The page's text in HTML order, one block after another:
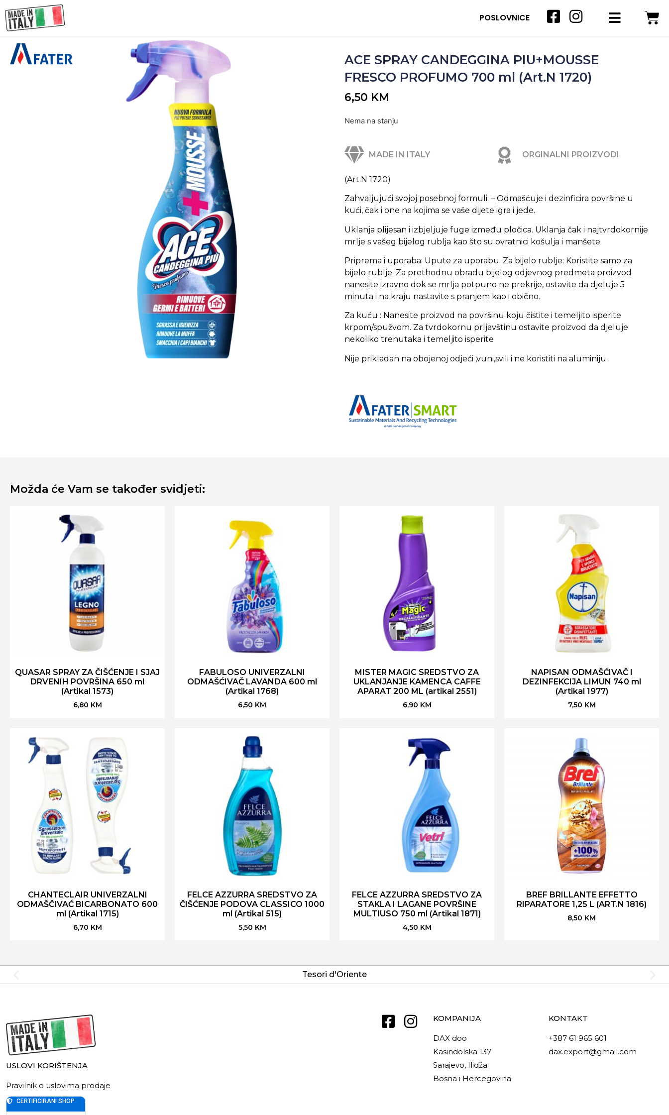
POSLOVNICE
ACE SPRAY CANDEGGINA PIU+MOUSSE
FRESCO PROFUMO 700 ml (Art.N 1720)
6,50 KM
Nema na stanju
MADE IN ITALY ORGINALNI PROIZVODI
(Art.N 1720)
Zahvaljujući svojoj posebnoj formuli: – Odmašćuje i dezinficira površine u
kući, čak i one na kojima se vaše dijete igra i jede.
Uklanja plijesan i izbjeljuje fuge između pločica. Uklanja čak i najtvrdokornije
mrlje s vašeg bijelog rublja kao što su ovratnici košulja i manšete.
Priprema i uporaba: Upute za uporabu: Za bijelo rublje: Koristite samo za
bijelo rublje. Za prethodnu obradu bijelog odjevnog predmeta proizvod
nanesite izravno dok se mrlja potpuno ne prekrije, ostavite da djeluje 5
minuta i na kraju nastavite s pranjem kao i obično.
Za kuću : Nanesite proizvod na površinu koju čistite i temeljito isperite
krpom/spužvom. Za tvrdokornu prljavštinu ostavite proizvod da djeluje
nekoliko trenutaka i temeljito isperite
Nije prikladan na obojenoj odjeći ,vuni,svili i ne koristiti na aluminiju .
Možda će Vam se također svidjeti:
QUASAR SPRAY ZA ČIŠĆENJE I SJAJ
DRVENIH POVRŠINA 650 ml
(Artikal 1573)
6,80 KM
FABULOSO UNIVERZALNI
ODMAŠĆIVAČ LAVANDA 600 ml
(Artikal 1768)
6,50 KM
MISTER MAGIC SREDSTVO ZA
UKLANJANJE KAMENCA CAFFE
APARAT 200 ML (artikal 2551)
6,90 KM
NAPISAN ODMAŠĆIVAČ I
DEZINFEKCIJA LIMUN 740 ml
(Artikal 1977)
7,50 KM
CHANTECLAIR UNIVERZALNI
ODMAŠČIVAĆ BICARBONATO 600
ml (Artikal 1715)
6,70 KM
FELCE AZZURRA SREDSTVO ZA
ČIŠĆENJE PODOVA CLASSICO 1000
ml (Artikal 515)
5,50 KM
FELCE AZZURRA SREDSTVO ZA
STAKLA I LAGANE POVRŠINE
MULTIUSO 750 ml (Artikal 1871)
4,50 KM
BREF BRILLANTE EFFETTO
RIPARATORE 1,25 L (ART.N 1816)
8,50 KM
Tesori d'Oriente
USLOVI KORIŠTENJA
Pravilnik o uslovima prodaje
KOMPANIJA
DAX doo
Kasindolska 137
Sarajevo, Ilidža
Bosna i Hercegovina
KONTAKT
+387 61 965 601
dax.export@gmail.com